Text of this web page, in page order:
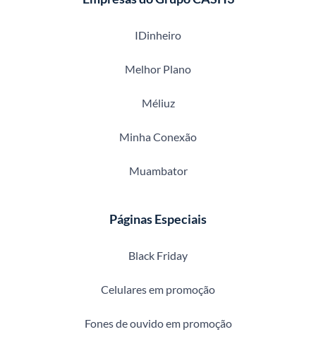
IDinheiro
Melhor Plano
Méliuz
Minha Conexão
Muambator
Páginas Especiais
Black Friday
Celulares em promoção
Fones de ouvido em promoção